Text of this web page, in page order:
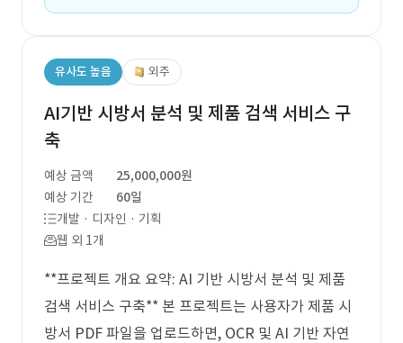
유사도 높음 외주
AI기반 시방서 분석 및 제품 검색 서비스 구
축
예상 금액
25,000,000원
예상 기간
60일
개발 · 디자인 · 기획
웹 외 1개
**프로젝트 개요 요약: AI 기반 시방서 분석 및 제품
검색 서비스 구축** 본 프로젝트는 사용자가 제품 시
방서 PDF 파일을 업로드하면, OCR 및 AI 기반 자연